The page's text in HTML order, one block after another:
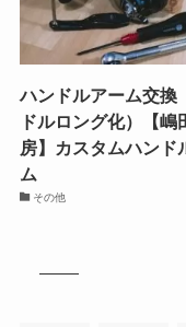
ハンドルアーム交換
ドルロング化）【嶋
房】カスタムハンド
ム
その他